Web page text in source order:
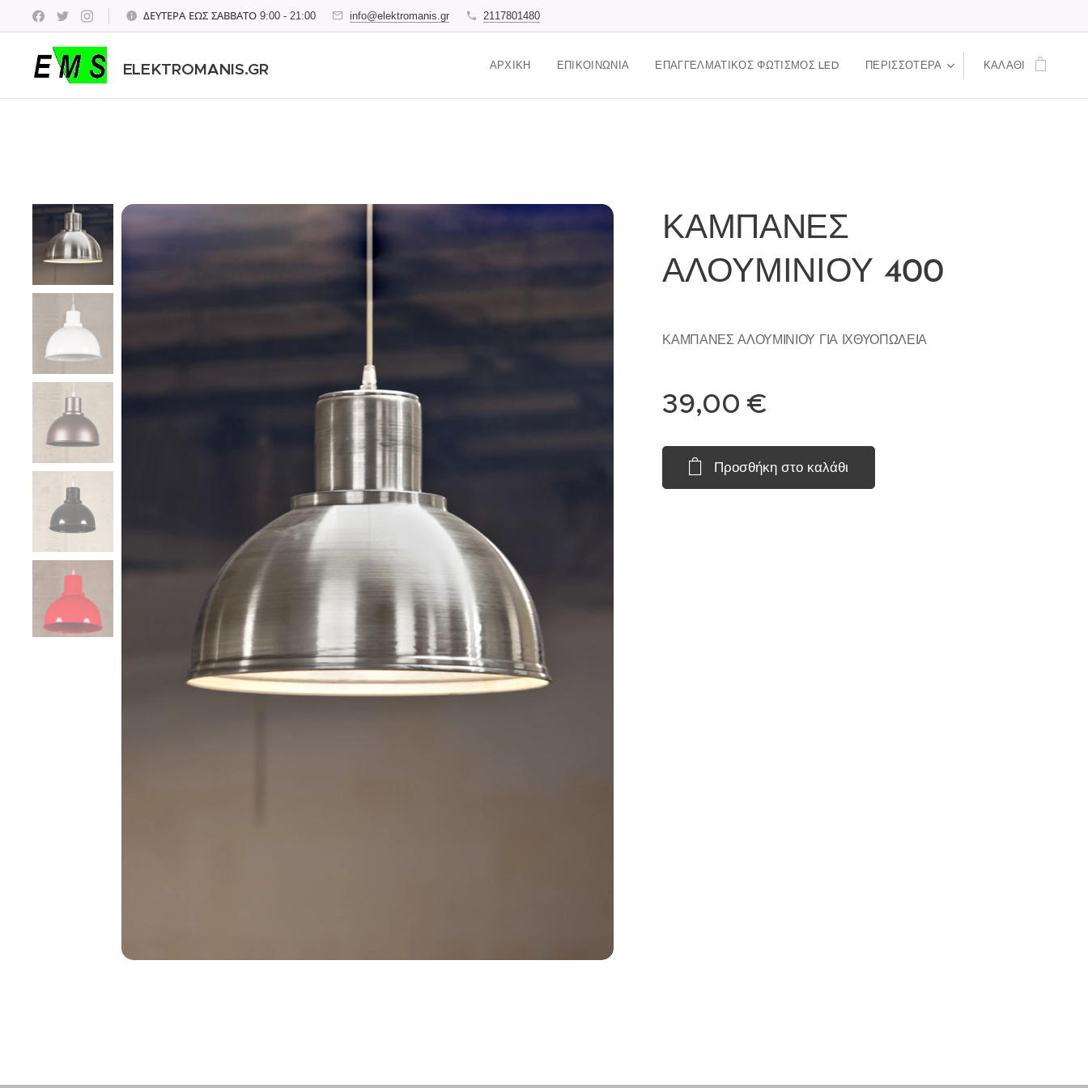
ΔΕΥΤΕΡΑ ΕΩΣ ΣΑΒΒΑΤΟ 9:00 - 21:00 info@elektromanis.gr 2117801480
ELEKTROMANIS.GR ΑΡΧΙΚΉ ΕΠΙΚΟΙΝΩΝΊΑ ΕΠΑΓΓΕΛΜΑΤΙΚΟΣ ΦΩΤΙΣΜΟΣ LED ΠΕΡΙΣΣΌΤΕΡΑ ΚΑΛΆΘΙ
ΚΑΜΠΑΝΕΣ
ΑΛΟΥΜΙΝΙΟΥ 400
ΚΑΜΠΑΝΕΣ ΑΛΟΥΜΙΝΙΟΥ ΓΙΑ ΙΧΘΥΟΠΩΛΕΙΑ
39,00 €
Προσθήκη στο καλάθι